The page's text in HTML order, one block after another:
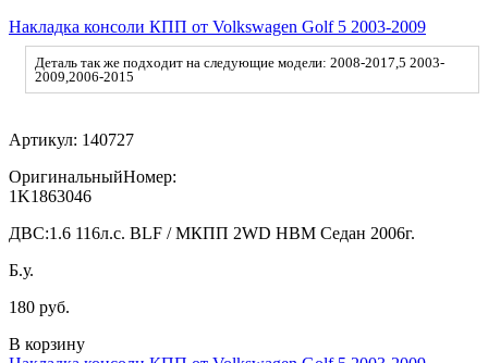
Накладка консоли КПП от Volkswagen Golf 5 2003-2009
Деталь так же подходит на следующие модели: 2008-2017,5 2003-
2009,2006-2015
Артикул: 140727
ОригинальныйНомер:
1K1863046
ДВС:1.6 116л.с. BLF / МКПП 2WD HBM Седан 2006г.
Б.у.
180 руб.
В корзину